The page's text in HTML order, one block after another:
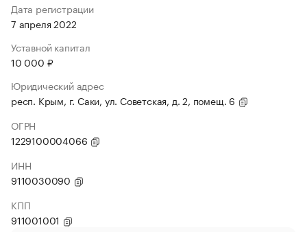
Дата регистрации
7 апреля 2022
Уставной капитал
10 000 ₽
Юридический адрес
респ. Крым, г. Саки, ул. Советская, д. 2, помещ. 6
ОГРН
1229100004066
ИНН
9110030090
КПП
911001001